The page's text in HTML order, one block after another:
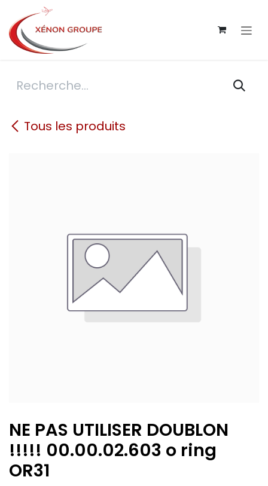
Se rendre au contenu
Tous les produits
NE PAS UTILISER DOUBLON
!!!!! 00.00.02.603 o ring
OR31